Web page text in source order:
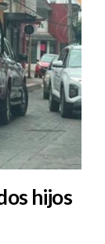
hijos